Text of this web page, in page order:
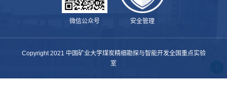
微信公众号 安全管理
Copyright 2021 中国矿业大学煤炭精细勘探与智能开发全国重点实验
室